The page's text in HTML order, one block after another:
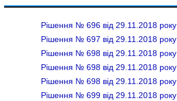
Рішення № 696 від 29.11.2018 року
Рішення № 697 від 29.11.2018 року
Рішення № 698 від 29.11.2018 року
Рішення № 698 від 29.11.2018 року
Рішення № 698 від 29.11.2018 року
Рішення № 699 від 29.11.2018 року